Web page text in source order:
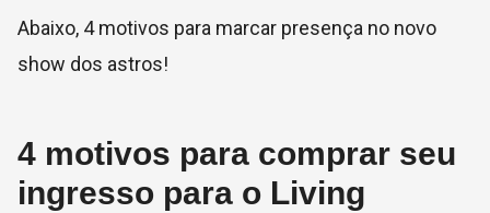
Abaixo, 4 motivos para marcar presença no novo
show dos astros!
4 motivos para comprar seu
ingresso para o Living